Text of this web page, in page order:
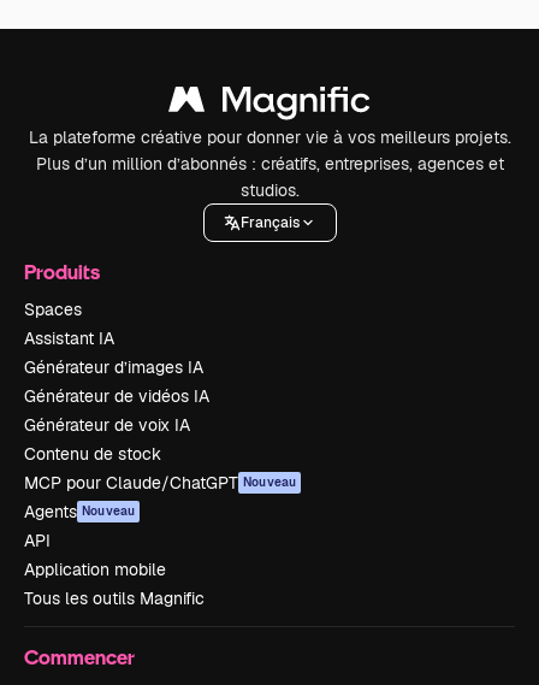
La plateforme créative pour donner vie à vos meilleurs projets.
Plus d’un million d’abonnés : créatifs, entreprises, agences et
studios.
Français
Produits
Spaces
Assistant IA
Générateur d’images IA
Générateur de vidéos IA
Générateur de voix IA
Contenu de stock
MCP pour Claude/ChatGPT Nouveau
Agents Nouveau
API
Application mobile
Tous les outils Magnific
Commencer